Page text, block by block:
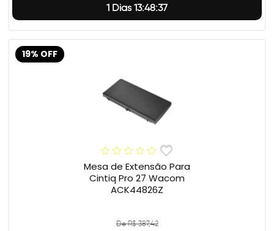
1 Dias 13:48:37
19% OFF
Mesa de Extensão Para
Cintiq Pro 27 Wacom
ACK44826Z
De R$ 387,42